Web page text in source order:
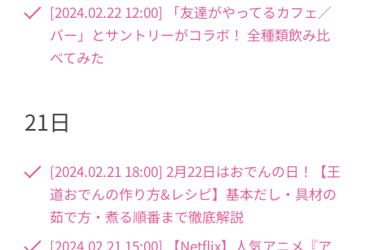
[2024.02.22 12:00] 「友達がやってるカフェ／
バー」とサントリーがコラボ！ 全種類飲み比
べてみた
21日
[2024.02.21 18:00] 2月22日はおでんの日！【王
道おでんの作り方&レシピ】基本だし・具材の
茹で方・煮る順番まで徹底解説
[2024.02.21 15:00] 【Netflix】人気アニメ『ア